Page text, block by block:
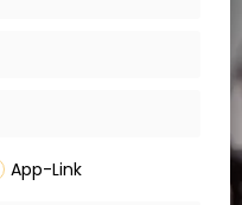
App-Link